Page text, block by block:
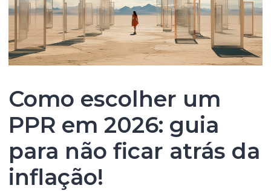
Como escolher um
PPR em 2026: guia
para não ficar atrás da
inflação!